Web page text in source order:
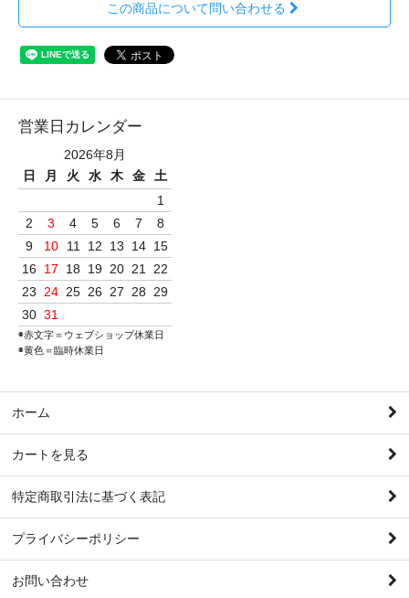
この商品について問い合わせる
営業日カレンダー
2026年8月
日
月 火 水 木 金
土
1
2
3 4 5 6 7
8
9
10 11 12 13 14 15
16
17 18 19 20 21
22
23
24 25 26 27 28
29
30 31
◉赤文字＝ウェブショップ休業日
◉黄色＝臨時休業日
ホーム
カートを見る
特定商取引法に基づく表記
プライバシーポリシー
お問い合わせ